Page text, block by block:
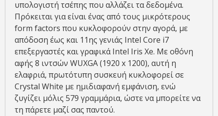
υπολογιστή τσέπης που αλλάζει τα δεδομένα.
Πρόκειται για είναι ένας από τους μικρότερους
form factors που κυκλοφορούν στην αγορά, με
απόδοση έως και 11ης γενιάς Intel Core i7
επεξεργαστές και γραφικά Intel Iris Xe. Με οθόνη
αφής 8 ιντσών WUXGA (1920 x 1200), αυτή η
ελαφριά, πρωτότυπη συσκευή κυκλοφορεί σε
Crystal White με ημιδιαφανή εμφάνιση, ενώ
ζυγίζει μόλις 579 γραμμάρια, ώστε να μπορείτε να
τη πάρετε μαζί σας παντού.